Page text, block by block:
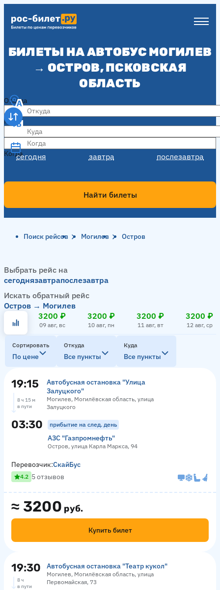
БИЛЕТЫ НА АВТОБУС МОГИЛЕВ
→ ОСТРОВ, ПСКОВСКАЯ
ОБЛАСТЬ
Откуда
Куда
Когда
сегодня завтра послезавтра
Когда
Найти билеты
Поиск рейсов Могилев Остров
Выбрать рейс на
сегоднязавтрапослезавтра
Искать обратный рейс
Остров → Могилев
3200 ₽
09 авг, вс
3200 ₽
10 авг, пн
3200 ₽
11 авг, вт
3200 ₽
12 авг, ср
Сортировать
По цене
Откуда
Все пункты
Куда
Все пункты
19:15
Автобусная остановка "Улица
Залуцкого"
Могилев, Могилёвская область, улица
Залуцкого
8 ч 15 м
в пути
03:30 прибытие на след. день
АЗС "Газпромнефть"
Остров, улица Карла Маркса, 94
≈ 3200 руб.
Купить билет
Перевозчик:СкайБус
4.2 5 отзывов
19:30 Автобусная остановка "Театр кукол"
Могилев, Могилёвская область, улица
Первомайская, 73
8 ч
в пути